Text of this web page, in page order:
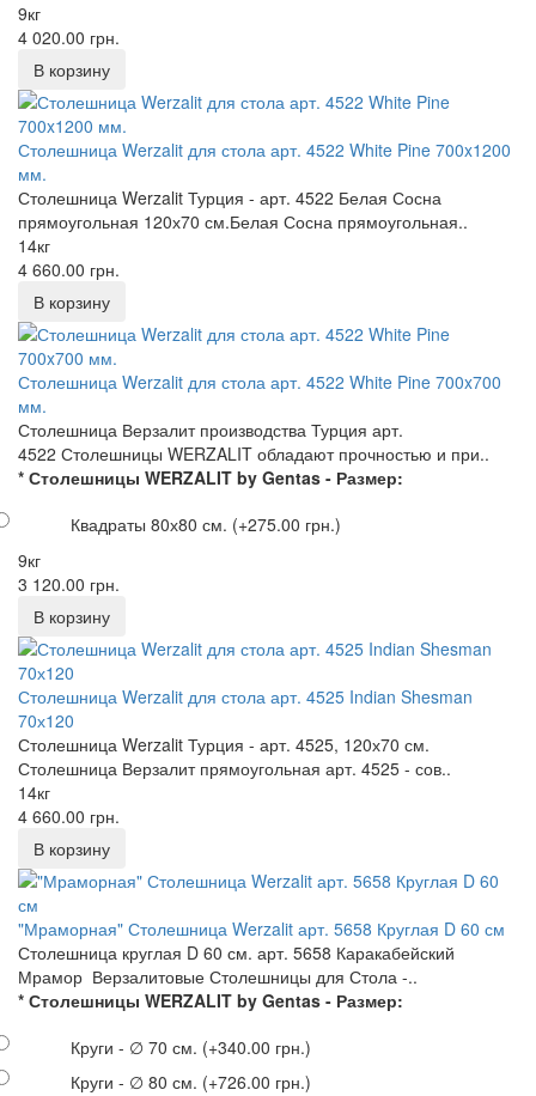
9кг
4 020.00 грн.
Столешница Werzalit для стола арт. 4522 White Pine 700x1200
мм.
Столешница Werzalit Турция - арт. 4522 Белая Сосна
прямоугольная 120х70 см.Белая Сосна прямоугольная..
14кг
4 660.00 грн.
Столешница Werzalit для стола арт. 4522 White Pine 700x700
мм.
Столешница Верзалит производства Турция арт.
4522 Столешницы WERZALIT обладают прочностью и при..
* Столешницы WERZALIT by Gentas - Размер:
Квадраты 80х80 см. (+275.00 грн.)
9кг
3 120.00 грн.
Столешница Werzalit для стола арт. 4525 Indian Shesman
70х120
Столешница Werzalit Турция - арт. 4525, 120х70 см.
Столешница Верзалит прямоугольная арт. 4525 - сов..
14кг
4 660.00 грн.
"Мраморная" Столешница Werzalit арт. 5658 Круглая D 60 см
Столешница круглая D 60 см. арт. 5658 Каракабейский
Мрамор Верзалитовые Столешницы для Стола -..
* Столешницы WERZALIT by Gentas - Размер:
Круги - ∅ 70 см. (+340.00 грн.)
Круги - ∅ 80 см. (+726.00 грн.)